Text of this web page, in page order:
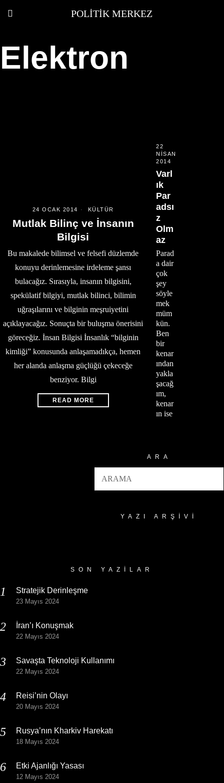
POLITIK MERKEZ
Elektron
24 OCAK 2014 KÜLTÜR
Mutlak Bilinç ve İnsanın
Bilgisi
Bu makalede bilimsel ve felsefi düzlemde
konuyu derinlemesine irdeleme şansı
bulacağız. Sırasıyla, insanın bilgisini,
spekülatif bilgiyi, mutlak bilinci, bilimin
uğraşılarını ve bilginin meşruiyetini
açıklayacağız. Sonuçta bir buluşma önerisini
göreceğiz. İnsan Bilgisi İnsanlık “bilginin
kimliği” konusunda anlaşamadıkça, hemen
her alanda anlaşma güçlüğü çekeceğe
benziyor. Bilgi
READ MORE
22
NISAN
2014
Varl
ık
Par
adsı
z
Olm
az
Parad
a dair
çok
şey
söyle
mek
müm
kün.
Ben
bir
kenar
ından
yakla
şacağ
ım,
kenar
ın ise
ARA
YAZI ARŞIVI
SON YAZILAR
Stratejik Derinleşme
23 Mayıs 2024
İran’ı Konuşmak
22 Mayıs 2024
Savaşta Teknoloji Kullanımı
22 Mayıs 2024
Reisi’nin Olayı
20 Mayıs 2024
Rusya’nın Kharkiv Harekatı
18 Mayıs 2024
Etki Ajanlığı Yasası
12 Mayıs 2024